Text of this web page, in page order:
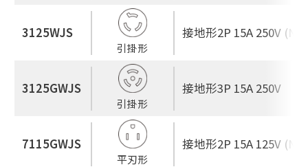
3125WJS
引掛形
接地形2P 15A 250V
3125GWJS
引掛形
接地形3P 15A 250V
7115GWJS
平刃形
接地形2P 15A 125V